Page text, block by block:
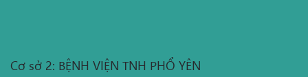
Cơ sở 2: BỆNH VIỆN TNH PHỔ YÊN